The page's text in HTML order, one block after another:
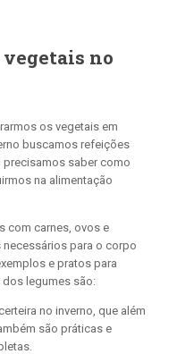
no
os vegetais em
buscamos refeições
precisamos saber como
na alimentação
com carnes, ovos e
para o corpo
e pratos para
legumes são:
no inverno, que além
são práticas e